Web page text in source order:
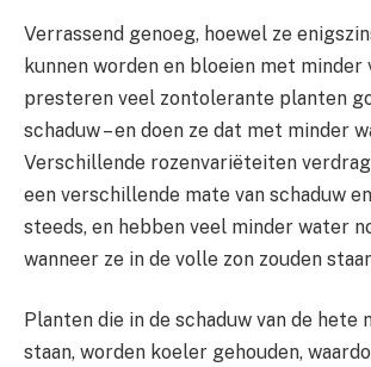
Verrassend genoeg, hoewel ze
kunnen worden en bloeien met minder
presteren veel zontolerante planten
schaduw – en doen ze dat met minder
Verschillende rozenvariëteiten
een verschillende mate van schaduw
steeds, en hebben veel minder water
wanneer ze in de volle zon zouden
Planten die in de schaduw van de hete
staan, worden koeler gehouden,